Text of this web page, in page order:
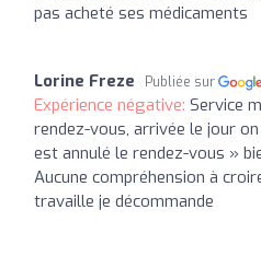
pas acheté ses médicaments
Lorine Freze Publiée sur
Expérience négative: Service
rendez-vous, arrivée le jour
est annulé le rendez-vous »
Aucune compréhension à
travaille je décommande